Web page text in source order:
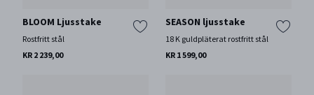
BLOOM Ljusstake
Rostfritt stål
KR 2 239,00
SEASON ljusstake
18 K guldpläterat rostfritt stål
KR 1 599,00